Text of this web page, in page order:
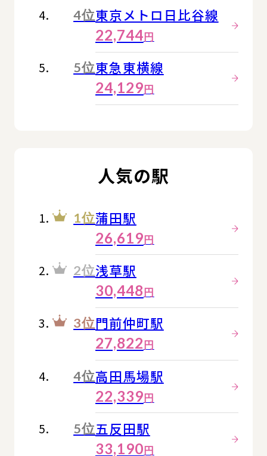
4位東京メトロ日比谷線
22,744円
5位東急東横線
24,129円
人気の駅
1位蒲田駅
26,619円
2位浅草駅
30,448円
3位門前仲町駅
27,822円
4位高田馬場駅
22,339円
5位五反田駅
33,190円